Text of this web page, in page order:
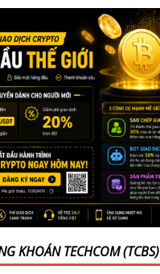
KHOÁN TECHCOM (TCBS)